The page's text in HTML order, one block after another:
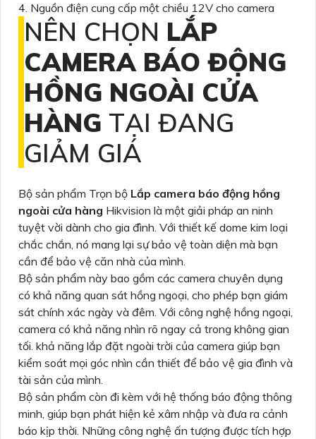
4. Nguồn điện cung cấp một chiều 12V cho camera
NÊN CHỌN LẮP
CAMERA BÁO ĐỘNG
HỒNG NGOÀI CỬA
HÀNG TẠI ĐANG
GIẢM GIÁ
Bộ sản phẩm Trọn bộ Lắp camera báo động hồng
ngoài cửa hàng Hikvision là một giải pháp an ninh
tuyệt vời dành cho gia đình. Với thiết kế dome kim loại
chắc chắn, nó mang lại sự bảo vệ toàn diện mà bạn
cần để bảo vệ căn nhà của mình.
Bộ sản phẩm này bao gồm các camera chuyên dụng
có khả năng quan sát hồng ngoại, cho phép bạn giám
sát chính xác ngày và đêm. Với công nghệ hồng ngoại,
camera có khả năng nhìn rõ ngay cả trong không gian
tối. khả năng lắp đặt ngoài trời của camera giúp bạn
kiểm soát mọi góc nhìn cần thiết để bảo vệ gia đình và
tài sản của mình.
Bộ sản phẩm còn đi kèm với hệ thống báo động thông
minh, giúp bạn phát hiện kẻ xâm nhập và đưa ra cảnh
báo kịp thời. Những công nghệ ấn tượng được tích hợp